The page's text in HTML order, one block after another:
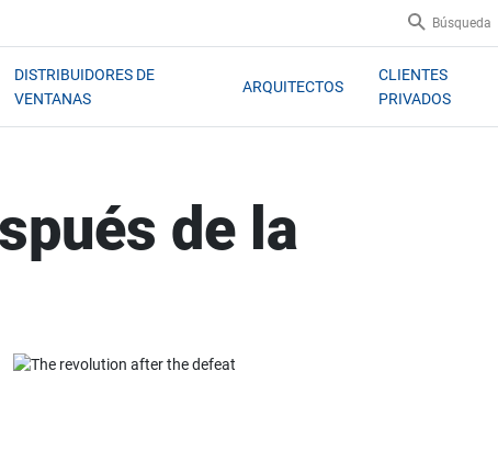
Búsqueda
DISTRIBUIDORES DE
VENTANAS
ARQUITECTOS
CLIENTES
PRIVADOS
de la